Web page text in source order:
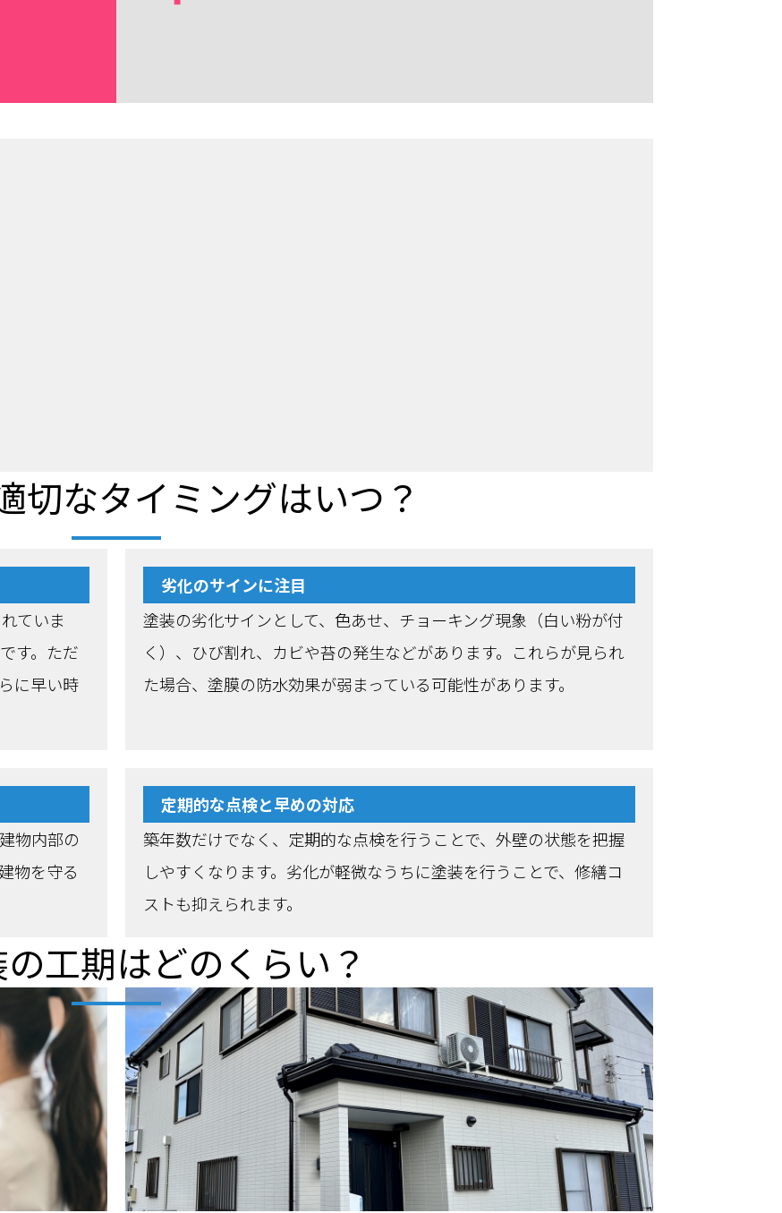
切なタイミングはいつ？
ていま
す。ただ
に早い時
劣化のサインに注目
塗装の劣化サインとして、色あせ、チョーキング現象（白い粉が付
く）、ひび割れ、カビや苔の発生などがあります。これらが見られ
た場合、塗膜の防水効果が弱まっている可能性があります。
物内部の
物を守る
定期的な点検と早めの対応
築年数だけでなく、定期的な点検を行うことで、外壁の状態を把握
しやすくなります。劣化が軽微なうちに塗装を行うことで、修繕コ
ストも抑えられます。
工期はどのくらい？